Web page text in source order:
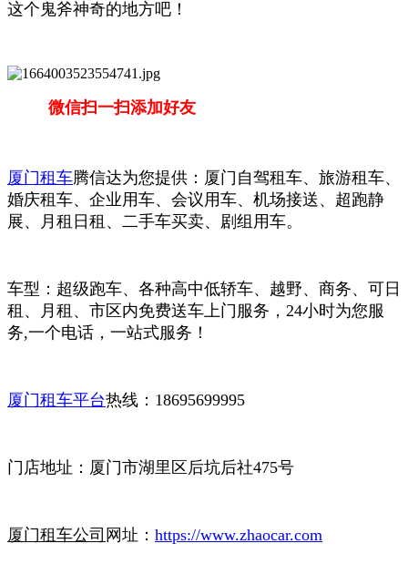
这个鬼斧神奇的地方吧！
微信扫一扫添加好友
厦门租车腾信达为您提供：厦门自驾租车、旅游租车、
婚庆租车、企业用车、会议用车、机场接送、超跑静
展、月租日租、二手车买卖、剧组用车。
车型：超级跑车、各种高中低轿车、越野、商务、可日
租、月租、市区内免费送车上门服务，24小时为您服
务,一个电话，一站式服务！
厦门租车平台热线：18695699995
门店地址：厦门市湖里区后坑后社475号
厦门租车公司 网址： https://www.zhaocar.com